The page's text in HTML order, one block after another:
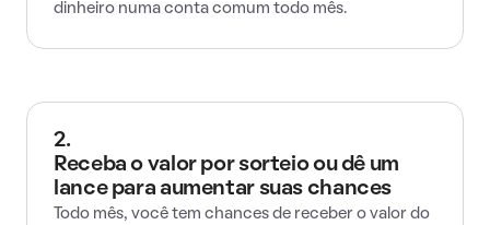
dinheiro numa conta comum todo mês.
2.
Receba o valor por sorteio ou dê um
lance para aumentar suas chances
Todo mês, você tem chances de receber o valor do